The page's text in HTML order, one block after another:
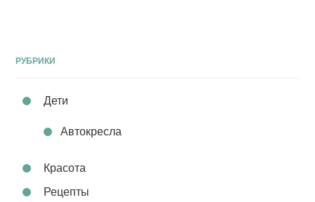
РУБРИКИ
Дети
Автокресла
Красота
Рецепты